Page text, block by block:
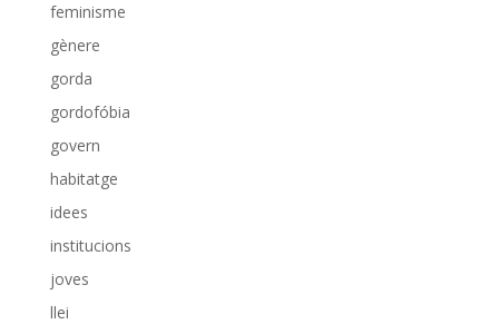
feminisme
gènere
gorda
gordofóbia
govern
habitatge
idees
institucions
joves
llei